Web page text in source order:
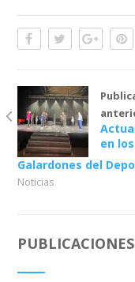
en los
Galardones del
Noticias